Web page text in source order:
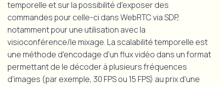
temporelle et sur la possibilité d'exposer des
commandes pour celle-ci dans WebRTC via SDP,
notamment pour une utilisation avec la
visioconférence/le mixage. La scalabilité temporelle est
une méthode d'encodage d'un flux vidéo dans un format
permettant de le décoder à plusieurs fréquences
d'images (par exemple, 30 FPS ou 15 FPS) au prix d'une